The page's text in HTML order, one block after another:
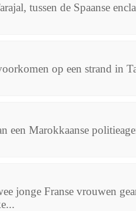
tussen de Spaanse
op een strand in
een Marokkaanse
jonge Franse vrouwen